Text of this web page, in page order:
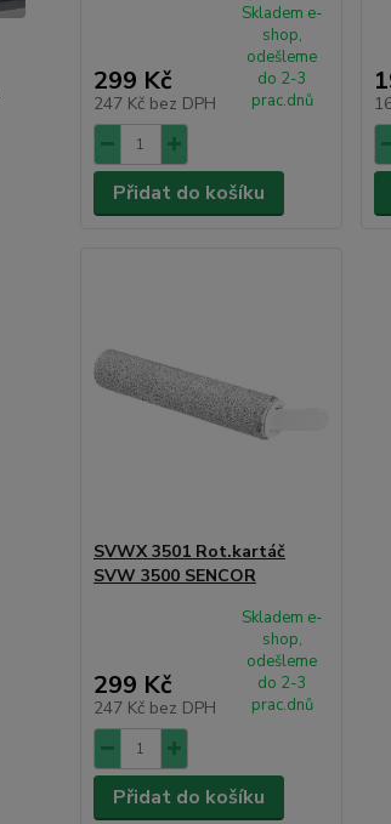
299 Kč
247 Kč bez DPH
Skladem e-
shop,
odešleme
do 2-3
prac.dnů
Přidat do košíku
SVWX 3501 Rot.kartáč
SVW 3500 SENCOR
299 Kč
247 Kč bez DPH
Skladem e-
shop,
odešleme
do 2-3
prac.dnů
Přidat do košíku